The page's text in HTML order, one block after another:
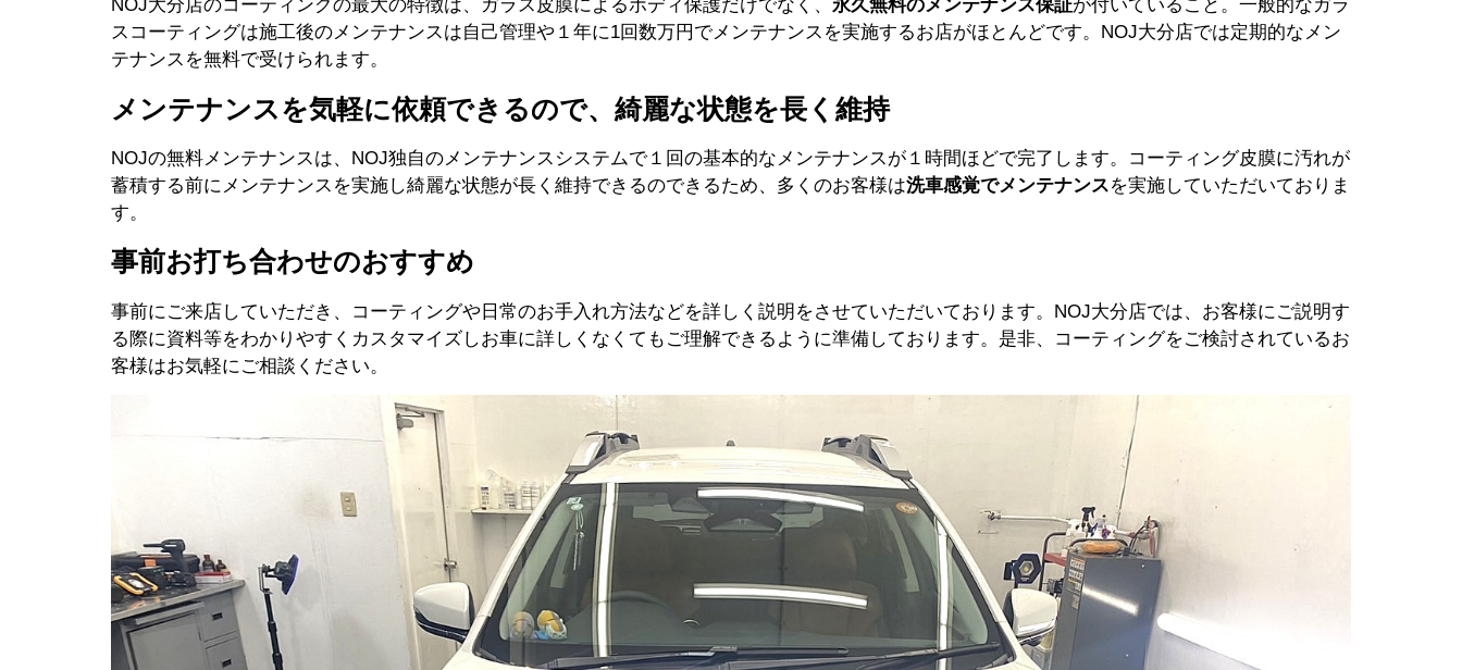
NOJ大分店のコーティングの最大の特徴は、ガラス皮膜によるボディ保護だけでなく、 永久無料のメンテナンス保証が付いていること。一般的なガラ
スコーティングは施工後のメンテナンスは自己管理や１年に1回数万円でメンテナンスを実施するお店がほとんどです。NOJ大分店では定期的なメン
テナンスを無料で受けられます。
メンテナンスを気軽に依頼できるので、綺麗な状態を長く維持
NOJの無料メンテナンスは、NOJ独自のメンテナンスシステムで１回の基本的なメンテナンスが１時間ほどで完了します。コーティング皮膜に汚れが
蓄積する前にメンテナンスを実施し綺麗な状態が長く維持できるのできるため、多くのお客様は洗車感覚でメンテナンスを実施していただいておりま
す。
事前お打ち合わせのおすすめ
事前にご来店していただき、コーティングや日常のお手入れ方法などを詳しく説明をさせていただいております。NOJ大分店では、お客様にご説明す
る際に資料等をわかりやすくカスタマイズしお車に詳しくなくてもご理解できるように準備しております。是非、コーティングをご検討されているお
客様はお気軽にご相談ください。